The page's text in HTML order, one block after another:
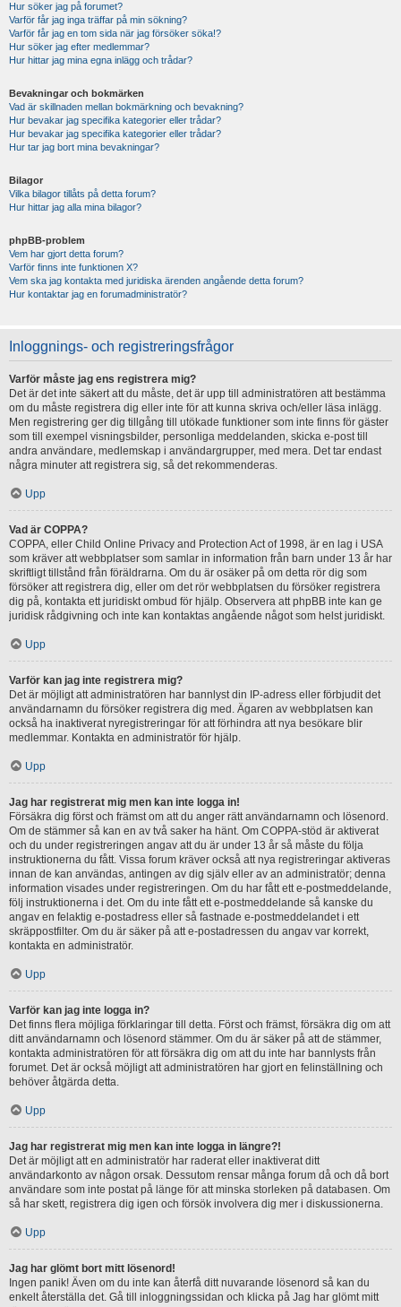
Hur söker jag på forumet?
Varför får jag inga träffar på min sökning?
Varför får jag en tom sida när jag försöker söka!?
Hur söker jag efter medlemmar?
Hur hittar jag mina egna inlägg och trådar?
Bevakningar och bokmärken
Vad är skillnaden mellan bokmärkning och bevakning?
Hur bevakar jag specifika kategorier eller trådar?
Hur bevakar jag specifika kategorier eller trådar?
Hur tar jag bort mina bevakningar?
Bilagor
Vilka bilagor tillåts på detta forum?
Hur hittar jag alla mina bilagor?
phpBB-problem
Vem har gjort detta forum?
Varför finns inte funktionen X?
Vem ska jag kontakta med juridiska ärenden angående detta forum?
Hur kontaktar jag en forumadministratör?
Inloggnings- och registreringsfrågor
Varför måste jag ens registrera mig?
Det är det inte säkert att du måste, det är upp till administratören att bestämma
om du måste registrera dig eller inte för att kunna skriva och/eller läsa inlägg.
Men registrering ger dig tillgång till utökade funktioner som inte finns för gäster
som till exempel visningsbilder, personliga meddelanden, skicka e-post till
andra användare, medlemskap i användargrupper, med mera. Det tar endast
några minuter att registrera sig, så det rekommenderas.
Upp
Vad är COPPA?
COPPA, eller Child Online Privacy and Protection Act of 1998, är en lag i USA
som kräver att webbplatser som samlar in information från barn under 13 år har
skriftligt tillstånd från föräldrarna. Om du är osäker på om detta rör dig som
försöker att registrera dig, eller om det rör webbplatsen du försöker registrera
dig på, kontakta ett juridiskt ombud för hjälp. Observera att phpBB inte kan ge
juridisk rådgivning och inte kan kontaktas angående något som helst juridiskt.
Upp
Varför kan jag inte registrera mig?
Det är möjligt att administratören har bannlyst din IP-adress eller förbjudit det
användarnamn du försöker registrera dig med. Ägaren av webbplatsen kan
också ha inaktiverat nyregistreringar för att förhindra att nya besökare blir
medlemmar. Kontakta en administratör för hjälp.
Upp
Jag har registrerat mig men kan inte logga in!
Försäkra dig först och främst om att du anger rätt användarnamn och lösenord.
Om de stämmer så kan en av två saker ha hänt. Om COPPA-stöd är aktiverat
och du under registreringen angav att du är under 13 år så måste du följa
instruktionerna du fått. Vissa forum kräver också att nya registreringar aktiveras
innan de kan användas, antingen av dig själv eller av an administratör; denna
information visades under registreringen. Om du har fått ett e-postmeddelande,
följ instruktionerna i det. Om du inte fått ett e-postmeddelande så kanske du
angav en felaktig e-postadress eller så fastnade e-postmeddelandet i ett
skräppostfilter. Om du är säker på att e-postadressen du angav var korrekt,
kontakta en administratör.
Upp
Varför kan jag inte logga in?
Det finns flera möjliga förklaringar till detta. Först och främst, försäkra dig om att
ditt användarnamn och lösenord stämmer. Om du är säker på att de stämmer,
kontakta administratören för att försäkra dig om att du inte har bannlysts från
forumet. Det är också möjligt att administratören har gjort en felinställning och
behöver åtgärda detta.
Upp
Jag har registrerat mig men kan inte logga in längre?!
Det är möjligt att en administratör har raderat eller inaktiverat ditt
användarkonto av någon orsak. Dessutom rensar många forum då och då bort
användare som inte postat på länge för att minska storleken på databasen. Om
så har skett, registrera dig igen och försök involvera dig mer i diskussionerna.
Upp
Jag har glömt bort mitt lösenord!
Ingen panik! Även om du inte kan återfå ditt nuvarande lösenord så kan du
enkelt återställa det. Gå till inloggningssidan och klicka på Jag har glömt mitt